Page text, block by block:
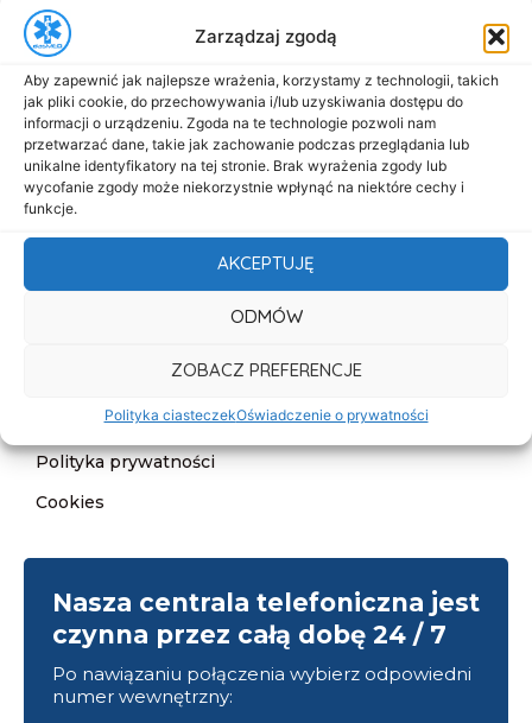
Zarządzaj zgodą
Aby zapewnić jak najlepsze wrażenia, korzystamy z technologii, takich
jak pliki cookie, do przechowywania i/lub uzyskiwania dostępu do
informacji o urządzeniu. Zgoda na te technologie pozwoli nam
przetwarzać dane, takie jak zachowanie podczas przeglądania lub
unikalne identyfikatory na tej stronie. Brak wyrażenia zgody lub
wycofanie zgody może niekorzystnie wpłynąć na niektóre cechy i
funkcje.
AKCEPTUJĘ
ODMÓW
ZOBACZ PREFERENCJE
Polityka ciasteczekOświadczenie o prywatności
biuro@dasmed.pl
Menu
Start
O nas
Oferta
Cennik
Kontakt
Deklaracja dostępności
Klauzula informacyjna
Polityka prywatności
Cookies
Nasza centrala telefoniczna jest
czynna przez całą dobę 24 / 7
Po nawiązaniu połączenia wybierz odpowiedni
numer wewnętrzny: